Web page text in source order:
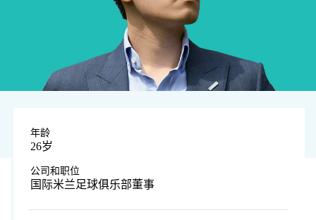
年龄
26岁
公司和职位
国际米兰足球俱乐部董事